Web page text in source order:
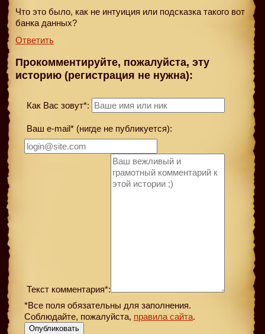
Что это было, как не интуиция или подсказка такого вот
банка данных?
Ответить
Прокомментируйте, пожалуйста, эту
историю (регистрация не нужна):
Как Вас зовут*:
Ваш e-mail* (нигде не публикуется):
Текст комментария*:
*Все поля обязательны для заполнения.
Соблюдайте, пожалуйста, правила сайта.
Опубликовать